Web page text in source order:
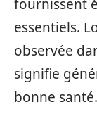
fournissent
essentiels.
observée
signifie
bonne